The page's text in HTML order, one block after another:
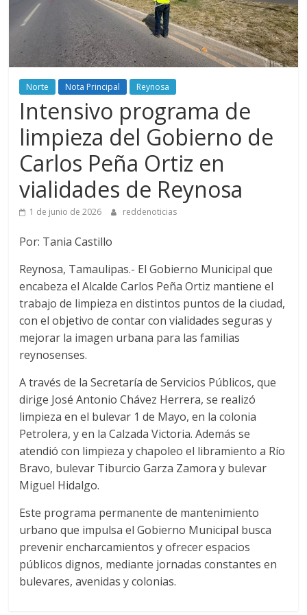
Norte Nota Principal Reynosa
Intensivo programa de
limpieza del Gobierno de
Carlos Peña Ortiz en
vialidades de Reynosa
1 de junio de 2026 reddenoticias
Por: Tania Castillo
Reynosa, Tamaulipas.- El Gobierno Municipal que
encabeza el Alcalde Carlos Peña Ortiz mantiene el
trabajo de limpieza en distintos puntos de la ciudad,
con el objetivo de contar con vialidades seguras y
mejorar la imagen urbana para las familias
reynosenses.
A través de la Secretaría de Servicios Públicos, que
dirige José Antonio Chávez Herrera, se realizó
limpieza en el bulevar 1 de Mayo, en la colonia
Petrolera, y en la Calzada Victoria. Además se
atendió con limpieza y chapoleo el libramiento a Río
Bravo, bulevar Tiburcio Garza Zamora y bulevar
Miguel Hidalgo.
Este programa permanente de mantenimiento
urbano que impulsa el Gobierno Municipal busca
prevenir encharcamientos y ofrecer espacios
públicos dignos, mediante jornadas constantes en
bulevares, avenidas y colonias.